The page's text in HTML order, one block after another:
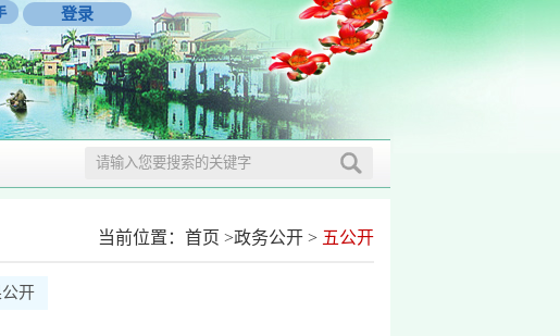
登录
当前位置： 首页 >政务公开 > 五公开
开